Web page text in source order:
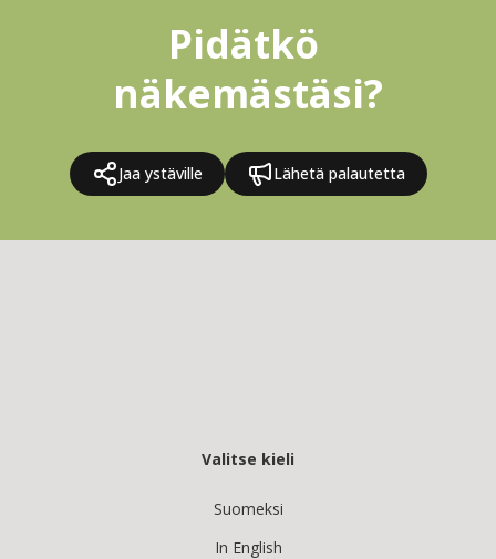
Pidätkö
näkemästäsi?
Jaa ystäville Lähetä palautetta
Valitse kieli
Suomeksi
In English